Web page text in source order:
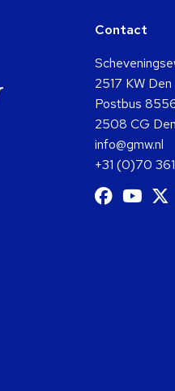
Contact
2517 KW
Postbus
2508 CG
info@gmw.nl
+31 (0)70
Ga
Ga